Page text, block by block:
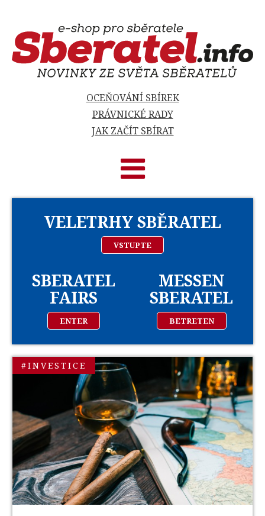
OCEŇOVÁNÍ SBÍREK
PRÁVNICKÉ RADY
JAK ZAČÍT SBÍRAT
VELETRHY SBĚRATEL
VSTUPTE
SBERATEL
FAIRS
ENTER
MESSEN
SBERATEL
BETRETEN
#INVESTICE